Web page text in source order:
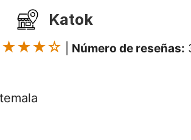
Katok
Número de reseñas: